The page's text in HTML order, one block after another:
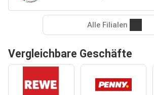
Alle Filialen
Vergleichbare Geschäfte